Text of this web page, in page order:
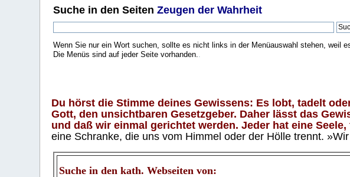
Suche in den SeitenZeugen der Wahrheit
Wenn Sie nur ein Wort suchen, sollte es nicht links in der Menüauswahl stehen, weil
Die Menüs sind auf jeder Seite vorhanden..
Du hörst die Stimme deines Gewissens: Es lobt, tadelt
Gott, den unsichtbaren Gesetzgeber. Daher lässt das
und daß wir einmal gerichtet werden. Jeder hat eine
eine Schranke, die uns vom Himmel oder der Hölle trennt.
Suche in den kath. Webseiten von: